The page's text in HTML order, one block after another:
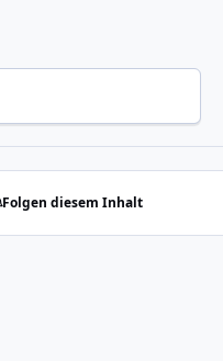
Folgen diesem Inhalt